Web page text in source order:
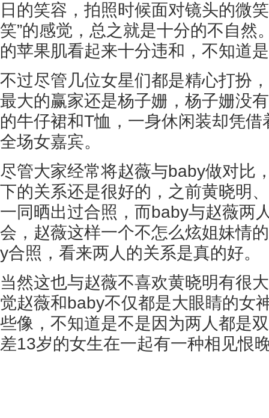
日的笑容，拍照时候面对镜头的微
笑”的感觉，总之就是十分的不自然
的苹果肌看起来十分违和，不知道
不过尽管几位女星们都是精心打扮
最大的赢家还是杨子姗，杨子姗没
的牛仔裙和T恤，一身休闲装却凭
全场女嘉宾。
尽管大家经常将赵薇与baby做对比
下的关系还是很好的，之前黄晓明
一同晒出过合照，而baby与赵薇两
会，赵薇这样一个不怎么炫姐妹情
y合照，看来两人的关系是真的好。
当然这也与赵薇不喜欢黄晓明有很
觉赵薇和baby不仅都是大眼睛的女
些像，不知道是不是因为两人都是
差13岁的女生在一起有一种相见恨